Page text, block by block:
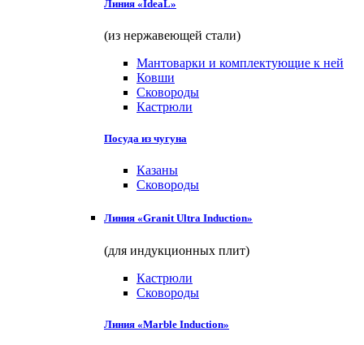
Линия «IdeaL»
(из нержавеющей стали)
Мантоварки и комплектующие к ней
Ковши
Сковороды
Кастрюли
Посуда из чугуна
Казаны
Сковороды
Линия «Granit Ultra Induction»
(для индукционных плит)
Кастрюли
Сковороды
Линия «Marble Induction»